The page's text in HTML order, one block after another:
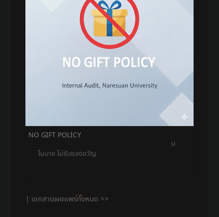
NO GIFT POLICY
น
โนบาย ไม่รับของขวัญ
| เอกสารเผยแพร่ทั้งหมด >>